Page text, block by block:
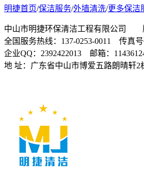
明捷首页/保洁服务/外墙清洗/更多保洁
中山市明捷环保清洁工程有限公司
全国服务热线：137-0253-0011 传真
企业QQ：2392422013 邮箱：
地 址：广东省中山市博爱五路朗晴轩2